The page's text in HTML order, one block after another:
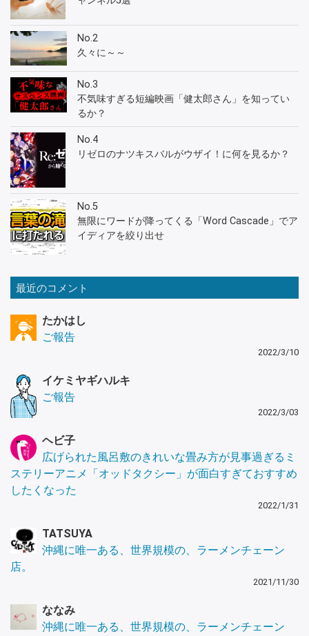
No.2
久々に～～
No.3
不気味すぎる短編映画「健太郎さん」を知ってい
るか？
No.4
リゼロのナツキスバルがウザイ！に何を見るか？
No.5
無限にワードが降ってくる「Word Cascade」でア
イディアを絞り出せ
最近のコメント
たかはし
ご報告
2022/3/10
イケミヤギハルキ
ご報告
2022/3/03
ヘビ子
広げられた風呂敷のきれいな畳み方が見事過ぎるミ
ステリーアニメ「オッドタクシー」が面白すぎておすすめ
したくなった
2022/1/31
TATSUYA
沖縄に唯一ある、世界規模の、ラーメンチェーン
店。
2021/11/30
ななみ
沖縄に唯一ある、世界規模の、ラーメンチェーン